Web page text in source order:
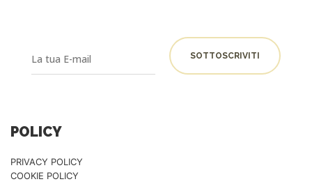
POLICY
PRIVACY POLICY
COOKIE POLICY